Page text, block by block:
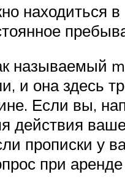
находиться
называемый
и она здесь
Если вы,
действия
прописки у
при